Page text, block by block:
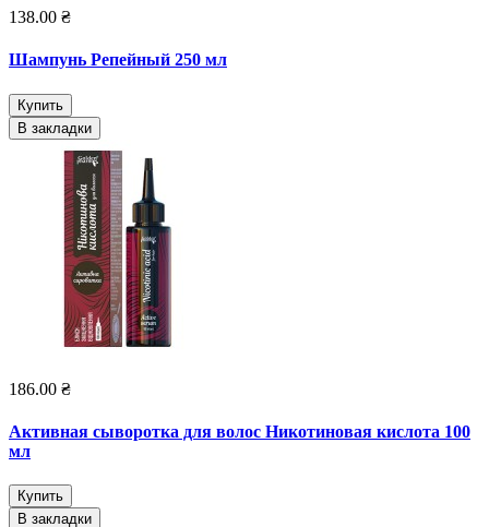
138.00 ₴
Шампунь Репейный 250 мл
Купить
В закладки
186.00 ₴
Активная сыворотка для волос Никотиновая кислота 100
мл
Купить
В закладки